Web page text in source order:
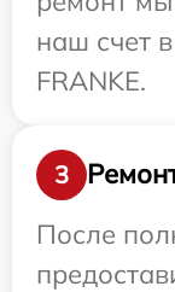
наш счет
FRANKE.
3
После